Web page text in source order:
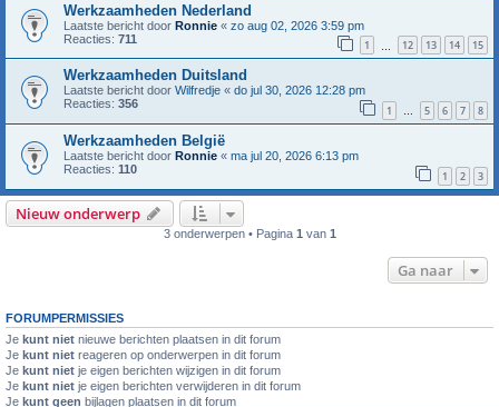
Werkzaamheden Nederland
Laatste bericht door Ronnie « zo aug 02, 2026 3:59 pm
Reacties: 711 1 12 13 14 15
Werkzaamheden Duitsland
Laatste bericht door Wilfredje « do jul 30, 2026 12:28 pm
Reacties: 356 1 … 5 6 7 8
Werkzaamheden België
Laatste bericht door Ronnie « ma jul 20, 2026 6:13 pm
Reacties: 110 1 2 3
Nieuw onderwerp
3 onderwerpen • Pagina 1 van 1
Ga naar
FORUMPERMISSIES
Je kunt niet nieuwe berichten plaatsen in dit forum
Je kunt niet reageren op onderwerpen in dit forum
Je kunt niet je eigen berichten wijzigen in dit forum
Je kunt niet je eigen berichten verwijderen in dit forum
Je kunt geen bijlagen plaatsen in dit forum